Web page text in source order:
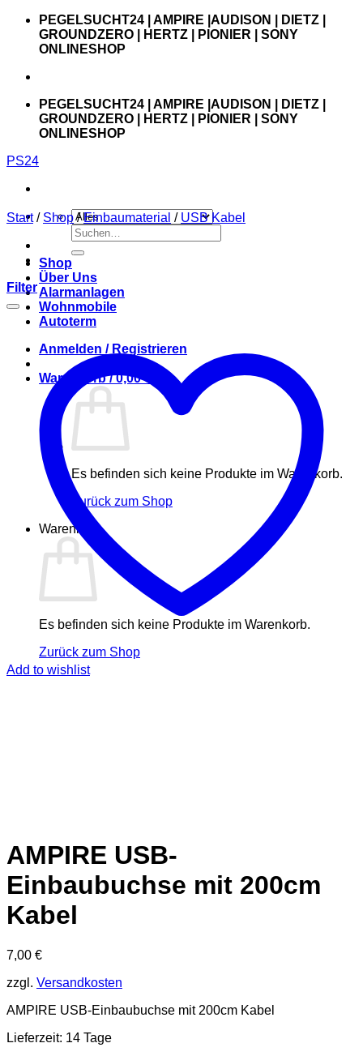
Zum
springen
PEGELSUCHT24 | AMPIRE |AUDISON | DIETZ |
GROUNDZERO | HERTZ | PIONIER | SONY
ONLINESHOP
PEGELSUCHT24 | AMPIRE |AUDISON | DIETZ |
GROUNDZERO | HERTZ | PIONIER | SONY
ONLINESHOP
PS24
Suchen
nach:
Shop
Über Uns
Alarmanlagen
Wohnmobile
Autoterm
Anmelden / Registrieren
Warenkorb /0,00€
Es befinden sich keine Produkte im Warenkorb.
Zurück zum Shop
Warenkorb
Es befinden sich keine Produkte im Warenkorb.
Zurück zum Shop
Start / Shop / Einbaumaterial / USB Kabel
Filter
Add to wishlist
AMPIRE USB-
Einbaubuchse mit 200cm
Kabel
7,00 €
zzgl. Versandkosten
AMPIRE USB-Einbaubuchse mit 200cm Kabel
Lieferzeit: 14 Tage